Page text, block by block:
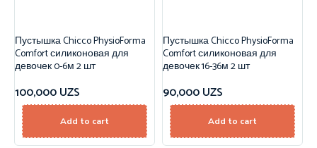
Пустышка Chicco PhysioForma
Comfort силиконовая для
девочек 0-6м 2 шт
100,000UZS
Add to cart
Пустышка Chicco PhysioForma
Comfort силиконовая для
девочек 16-36м 2 шт
90,000UZS
Add to cart